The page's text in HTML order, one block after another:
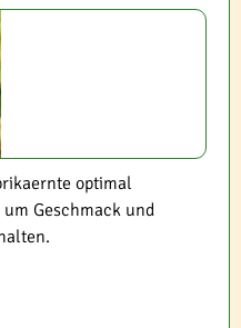
optimal
Geschmack und